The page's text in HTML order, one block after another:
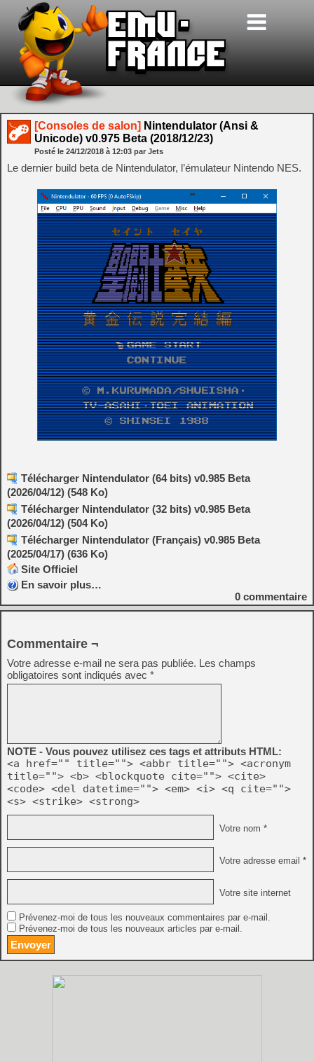
[Consoles de salon] Nintendulator (Ansi &
Unicode) v0.975 Beta (2018/12/23)
Posté le 24/12/2018 à 12:03 par Jets
Le dernier build beta de Nintendulator, l’émulateur Nintendo NES.
Télécharger Nintendulator (64 bits) v0.985 Beta
(2026/04/12) (548 Ko)
Télécharger Nintendulator (32 bits) v0.985 Beta
(2026/04/12) (504 Ko)
Télécharger Nintendulator (Français) v0.985 Beta
(2025/04/17) (636 Ko)
Site Officiel
En savoir plus…
0 commentaire
Commentaire ¬
Votre adresse e-mail ne sera pas publiée. Les champs
obligatoires sont indiqués avec *
NOTE - Vous pouvez utilisez ces tags et attributs HTML:
<a href="" title=""> <abbr title=""> <acronym
title=""> <b> <blockquote cite=""> <cite>
<code> <del datetime=""> <em> <i> <q cite="">
<s> <strike> <strong>
Votre nom *
Votre adresse email *
Votre site internet
Prévenez-moi de tous les nouveaux commentaires par e-mail.
Prévenez-moi de tous les nouveaux articles par e-mail.